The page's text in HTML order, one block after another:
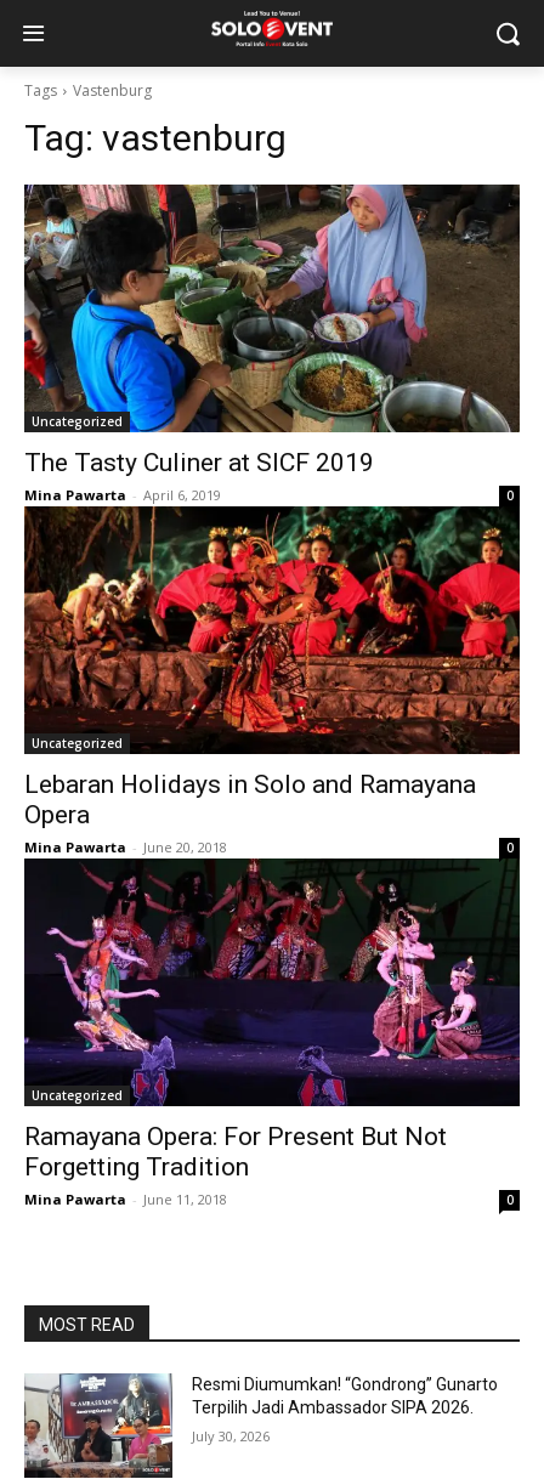
Tags Vastenburg
Tag: vastenburg
Uncategorized
The Tasty Culiner at SICF 2019
Mina Pawarta - April 6, 2019 0
Uncategorized
Lebaran Holidays in Solo and Ramayana
Opera
Mina Pawarta - June 20, 2018 0
Uncategorized
Ramayana Opera: For Present But Not
Forgetting Tradition
Mina Pawarta - June 11, 2018 0
MOST READ
Resmi Diumumkan! “Gondrong” Gunarto
Terpilih Jadi Ambassador SIPA 2026.
July 30, 2026